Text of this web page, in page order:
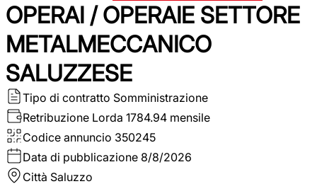
OPERAI / OPERAIE SETTORE
METALMECCANICO
SALUZZESE
Tipo di contratto Somministrazione
Retribuzione Lorda 1784.94 mensile
Codice annuncio 350245
Data di pubblicazione 8/8/2026
Città Saluzzo